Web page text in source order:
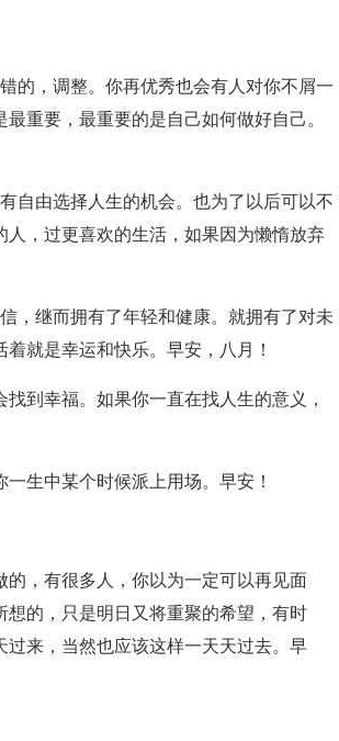
的，调整。你再优秀也会有人对你不屑一
重要，最重要的是自己如何做好自己。
自由选择人生的机会。也为了以后可以不
，过更喜欢的生活，如果因为懒惰放弃
，继而拥有了年轻和健康。就拥有了对未
就是幸运和快乐。早安，八月！
到幸福。如果你一直在找人生的意义，
生中某个时候派上用场。早安！
，有很多人，你以为一定可以再见面
的，只是明日又将重聚的希望，有时
来，当然也应该这样一天天过去。早